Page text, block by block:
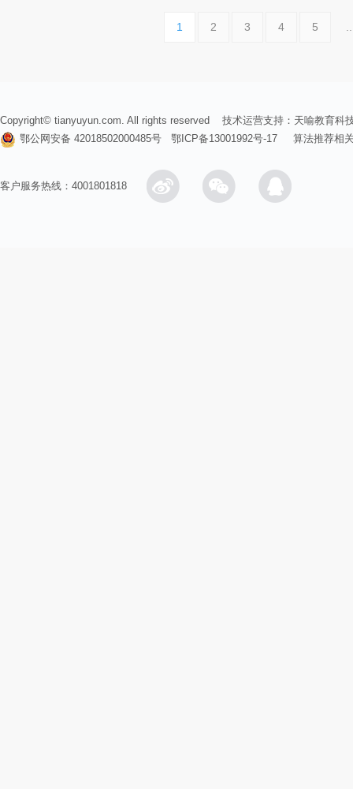
1 2 3 4 5
Copyright© tianyuyun.com. All rights reserved 技术运营支持： 天喻教育科
鄂公网安备 42018502000485号
鄂ICP备13001992号-17 算法推荐相
客户服务热线：4001801818